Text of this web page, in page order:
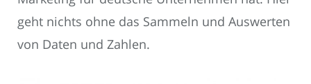
geht nichts ohne das Sammeln und Auswerten
von Daten und Zahlen.